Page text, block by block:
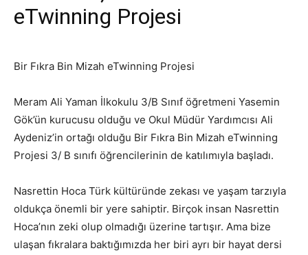
eTwinning Projesi
Bir Fıkra Bin Mizah eTwinning Projesi
Meram Ali Yaman İlkokulu 3/B Sınıf öğretmeni Yasemin
Gök’ün kurucusu olduğu ve Okul Müdür Yardımcısı Ali
Aydeniz’in ortağı olduğu Bir Fıkra Bin Mizah eTwinning
Projesi 3/ B sınıfı öğrencilerinin de katılımıyla başladı.
Nasrettin Hoca Türk kültüründe zekası ve yaşam tarzıyla
oldukça önemli bir yere sahiptir. Birçok insan Nasrettin
Hoca’nın zeki olup olmadığı üzerine tartışır. Ama bize
ulaşan fıkralara baktığımızda her biri ayrı bir hayat dersi